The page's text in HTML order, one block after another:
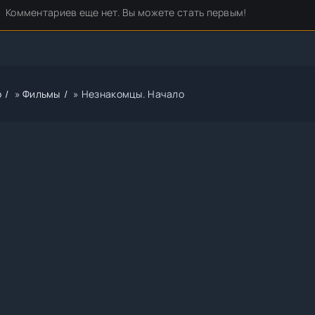
Комментариев еще нет. Вы можете стать первым!
»Фильмы » Незнакомцы. Начало